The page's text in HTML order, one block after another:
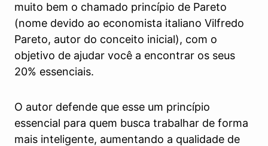
muito bem o chamado princípio de Pareto
(nome devido ao economista italiano Vilfredo
Pareto, autor do conceito inicial), com o
objetivo de ajudar você a encontrar os seus
20% essenciais.
O autor defende que esse um princípio
essencial para quem busca trabalhar de forma
mais inteligente, aumentando a qualidade de